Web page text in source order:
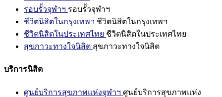
รอบรั้วจุฬาฯ รอบรั้วจุฬาฯ
ชีวิตนิสิตในกรุงเทพฯ ชีวิตนิสิตในกรุงเทพฯ
ชีวิตนิสิตในประเทศไทย ชีวิตนิสิตในประเทศไทย
สุขภาวะทางใจนิสิต สุขภาวะทางใจนิสิต
บริการนิสิต
ศูนย์บริการสุขภาพแห่งจุฬาฯ ศูนย์บริการสุขภาพแห่ง